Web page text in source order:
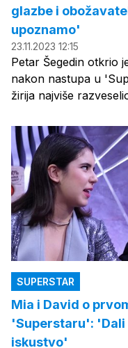
glazbe i
upoznamo'
23.11.2023 12:15
Petar Šegedin otkrio
nakon nastupa u
žirija najviše
SUPERSTAR
Mia i David o
'Superstaru': 'Dali
iskustvo'